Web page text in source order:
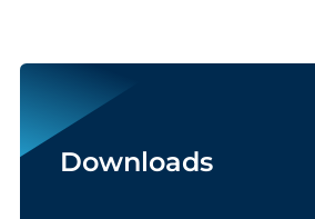
Downloads